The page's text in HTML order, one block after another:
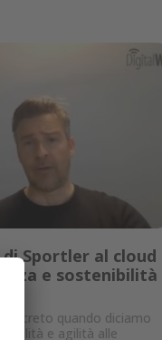
Sportler al cloud
e sostenibilità
quando diciamo
e agilità alle